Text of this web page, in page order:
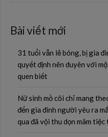
Bài viết mới
31 tuổi vẫn lẻ bóng, bị gia
quyết định nên duyên với
quen biết
Nữ sinh mồ côi chỉ mang
đến gia đình người yêu ra
qua đã vội thu dọn mâm